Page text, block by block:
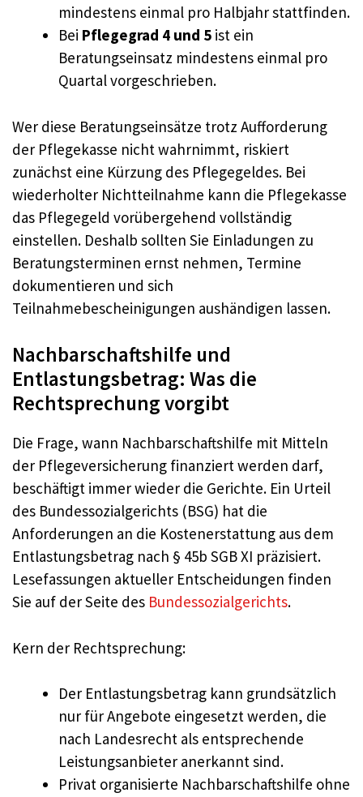
mindestens einmal pro Halbjahr stattfinden.
Bei Pflegegrad 4 und 5 ist ein
Beratungseinsatz mindestens einmal pro
Quartal vorgeschrieben.
Wer diese Beratungseinsätze trotz Aufforderung
der Pflegekasse nicht wahrnimmt, riskiert
zunächst eine Kürzung des Pflegegeldes. Bei
wiederholter Nichtteilnahme kann die Pflegekasse
das Pflegegeld vorübergehend vollständig
einstellen. Deshalb sollten Sie Einladungen zu
Beratungsterminen ernst nehmen, Termine
dokumentieren und sich
Teilnahmebescheinigungen aushändigen lassen.
Nachbarschaftshilfe und
Entlastungsbetrag: Was die
Rechtsprechung vorgibt
Die Frage, wann Nachbarschaftshilfe mit Mitteln
der Pflegeversicherung finanziert werden darf,
beschäftigt immer wieder die Gerichte. Ein Urteil
des Bundessozialgerichts (BSG) hat die
Anforderungen an die Kostenerstattung aus dem
Entlastungsbetrag nach § 45b SGB XI präzisiert.
Lesefassungen aktueller Entscheidungen finden
Sie auf der Seite des Bundessozialgerichts.
Kern der Rechtsprechung:
Der Entlastungsbetrag kann grundsätzlich
nur für Angebote eingesetzt werden, die
nach Landesrecht als entsprechende
Leistungsanbieter anerkannt sind.
Privat organisierte Nachbarschaftshilfe ohne